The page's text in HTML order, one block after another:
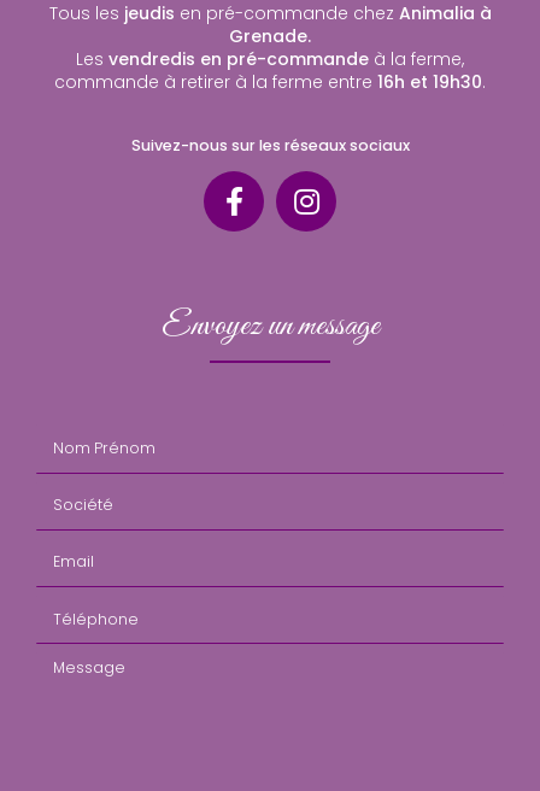
Tous les jeudis en pré-commande chez Animalia à
Grenade.
Les vendredis en pré-commande à la ferme,
commande à retirer à la ferme entre 16h et 19h30.
Suivez-nous sur les réseaux sociaux
Envoyez un message
Message